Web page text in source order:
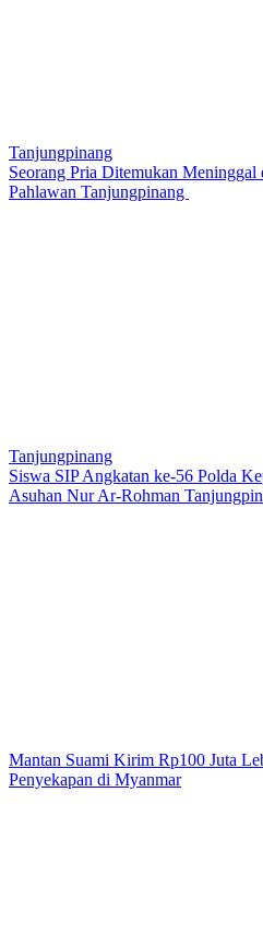
Tanjungpinang
Seorang Pria Ditemukan
Pahlawan Tanjungpinang
Tanjungpinang
Siswa SIP Angkatan ke-56 Polda
Asuhan Nur Ar-Rohman
Mantan Suami Kirim Rp100 Juta
Penyekapan di Myanmar